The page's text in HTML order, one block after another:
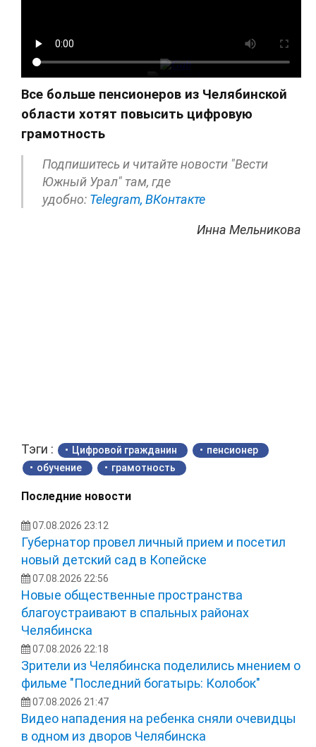
Все больше пенсионеров из Челябинской
области хотят повысить цифровую
грамотность
Подпишитесь и читайте новости "Вести
Южный Урал" там, где
удобно: Telegram, ВКонтакте
Инна Мельникова
Тэги : Цифровой гражданин
пенсионер
обучение
грамотность
Последние новости
07.08.2026 23:12
Губернатор провел личный прием и посетил
новый детский сад в Копейске
07.08.2026 22:56
Новые общественные пространства
благоустраивают в спальных районах
Челябинска
07.08.2026 22:18
Зрители из Челябинска поделились мнением о
фильме "Последний богатырь: Колобок"
07.08.2026 21:47
Видео нападения на ребенка сняли очевидцы
в одном из дворов Челябинска